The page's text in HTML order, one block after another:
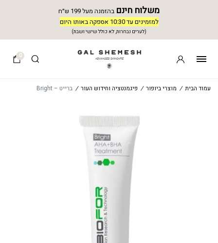
משלוח חינם בהזמנה מעל 199 ש״ח
למזמינים עד 10:30 אספקה באותו היום
(לערים נבחרות, לא כולל שישי ושבת)
0
עמוד הבית / מוצרי ביופור / פיגמנטציה וחידוש העור / ברייט – Bright